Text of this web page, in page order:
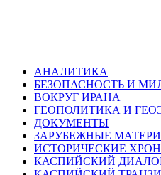
АНАЛИТИКА
БЕЗОПАСНОСТЬ И
ВОКРУГ ИРАНА
ГЕОПОЛИТИКА И
ДОКУМЕНТЫ
ЗАРУБЕЖНЫЕ
ИСТОРИЧЕСКИЕ
КАСПИЙСКИЙ